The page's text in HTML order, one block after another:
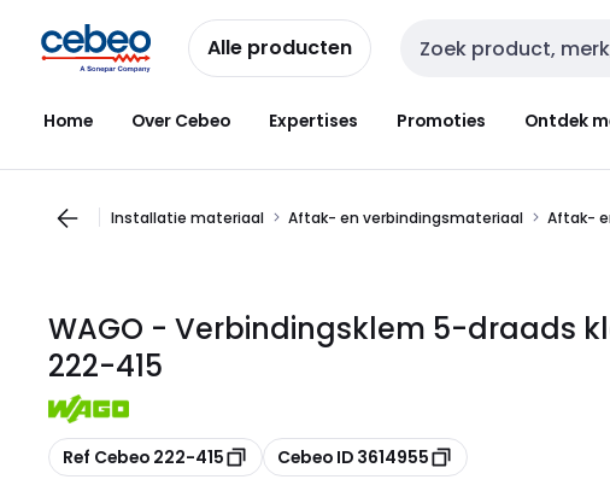
naar
navigatie
naar
inhoud
Alle producten Zoekveld invoer
Home Over Cebeo Expertises Promoties Ontdek
Installatie materiaal Aftak- en verbindingsmateriaal Aftak-
WAGO - Verbindingsklem 5-draads
222-415
Kopiëren
Ref Cebeo 222-415 Kopiëren
Cebeo ID 3614955